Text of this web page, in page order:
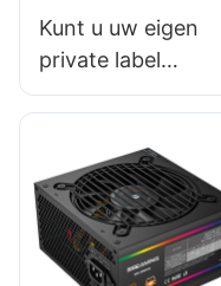
Kunt u uw eigen
private label
gaming-pc-
markt brengen?